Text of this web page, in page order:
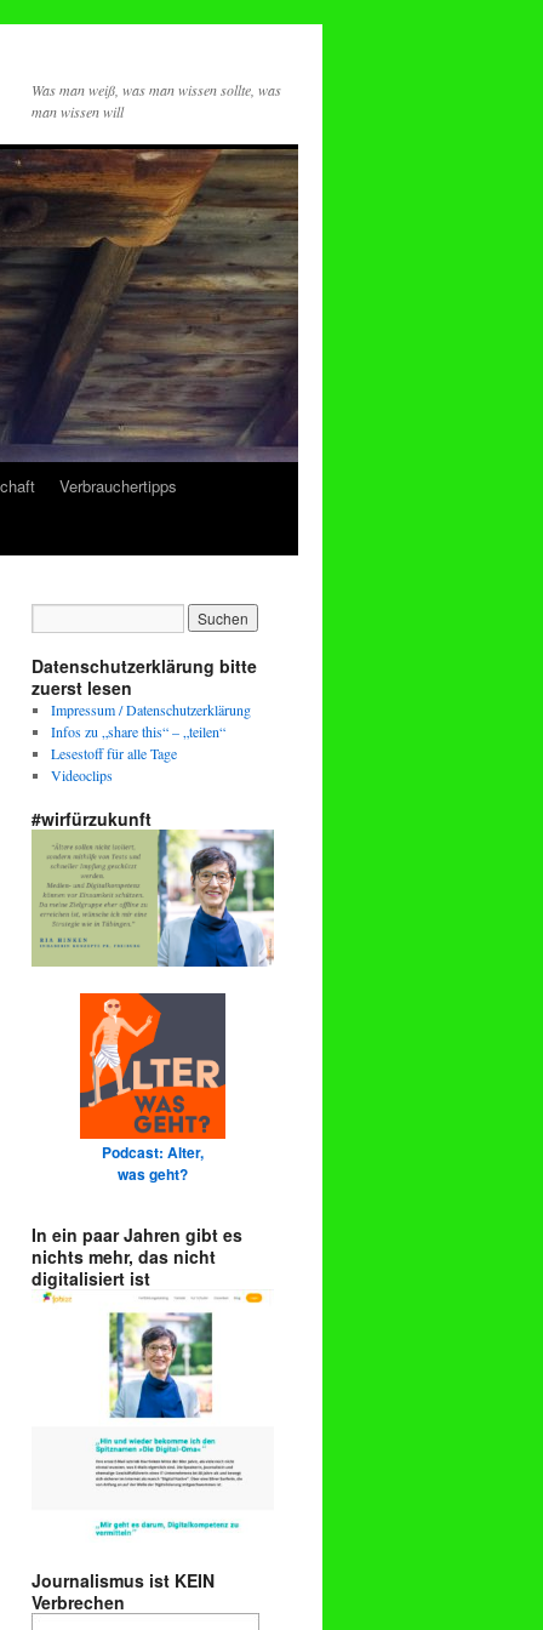
Was man weiß, was man wissen sollte, was
man wissen will
Verbrauchertipps
Datenschutzerklärung bitte
zuerst lesen
Impressum / Datenschutzerklärung
Infos zu „share this“ – „teilen“
Lesestoff für alle Tage
Videoclips
#wirfürzukunft
Podcast: Alter,
was geht?
In ein paar Jahren gibt es
nichts mehr, das nicht
digitalisiert ist
Journalismus ist KEIN
Verbrechen